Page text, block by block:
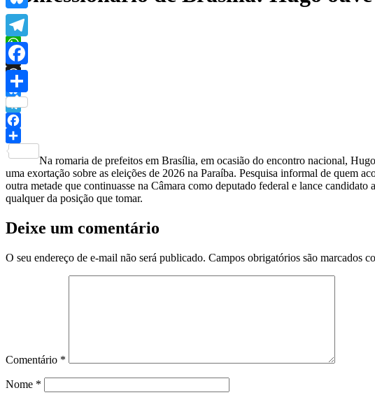
WhatsApp
X
Threads
Bluesky
Telegram
Facebook
Na romaria de prefeitos em Brasília, em ocasião do encontro nacional,
uma exortação sobre as eleições de 2026 na Paraíba. Pesquisa informal de quem
outra metade que continuasse na Câmara como deputado federal e lance
qualquer da posição que tomar.
Deixe um comentário
O seu endereço de e-mail não será publicado. Campos obrigatórios são marcados
Comentário *
Nome *
Bluesky
Telegram
Facebook
Share